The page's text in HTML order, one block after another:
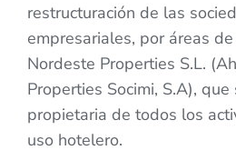
restructuración de las
empresariales, por áreas
Nordeste Properties S.L.
Properties Socimi, S.A),
propietaria de todos los
uso hotelero.